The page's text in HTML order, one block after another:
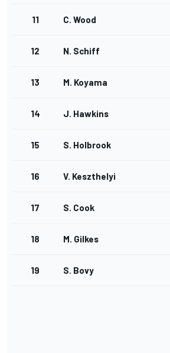
11 C. Wood
12 N. Schiff
13 M. Koyama
14 J. Hawkins
15 S. Holbrook
16 V. Keszthelyi
17 S. Cook
18 M. Gilkes
19 S. Bovy